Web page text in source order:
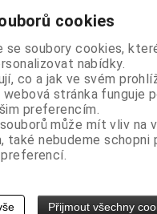
cookies
se soubory cookies,
nabídky.
co a jak ve svém
stránka funguje
preferencím.
může mít vliv na
také nebudeme schopni
Přijmout všechny